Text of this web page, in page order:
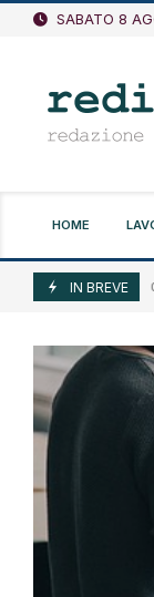
Vai
SABATO 8
HOME
IN BREVE
Agosto 7, 2026